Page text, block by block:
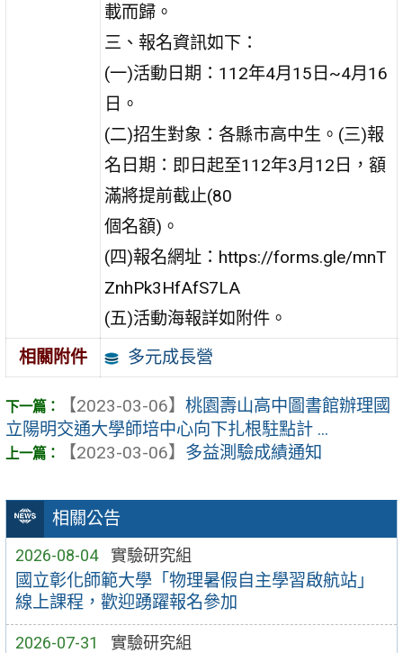
相關公告
2026-08-04 實驗研究組
國立彰化師範大學「物理暑假自主學習啟航站」
線上課程，歡迎踴躍報名參加
2026-07-31 實驗研究組
載而歸。
三、報名資訊如下：
(一)活動日期：112年4月15日~4月16
日。
(二)招生對象：各縣市高中生。(三)報
名日期：即日起至112年3月12日，額
滿將提前截止(80
個名額)。
(四)報名網址：https://forms.gle/mnT
ZnhPk3HfAfS7LA
(五)活動海報詳如附件。
相關附件
多元成長營
【2023-03-06】 桃園壽山高中圖書館辦理國
立陽明交通大學師培中心向下扎根駐點計 ...
【2023-03-06】 多益測驗成績通知